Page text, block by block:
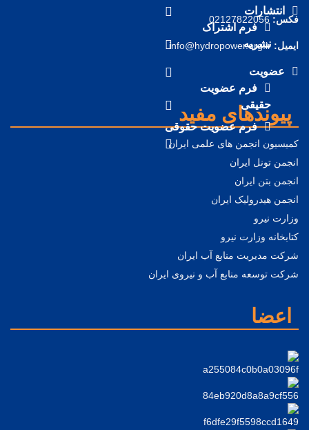
انتشارات
فرم اشتراک
نشریه
عضویت
فرم عضویت
حقیقی
فرم عضویت حقوقی
فکس: 02127822056
ایمیل: info@hydropower.org.ir
پیوندهای مفید
کمیسیون انجمن های علمی ایران
انجمن تونل ایران
انجمن بتن ایران
انجمن هیدرولیک ایران
وزارت نیرو
کتابخانه وزارت نیرو
شرکت مدیریت منابع آب ایران
شرکت توسعه منابع آب و نیروی ایران
اعضا